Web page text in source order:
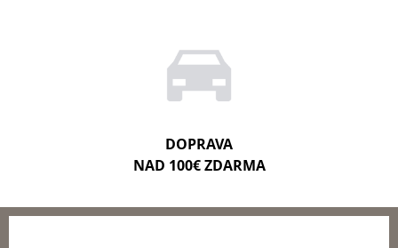
DOPRAVA
NAD 100€ ZDARMA